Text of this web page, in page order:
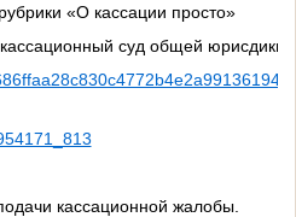
«О кассации просто»
суд общей
кассационной жалобы.